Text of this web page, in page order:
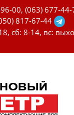
00, (063) 677-44-
817-67-44
сб: 8-14, вс: